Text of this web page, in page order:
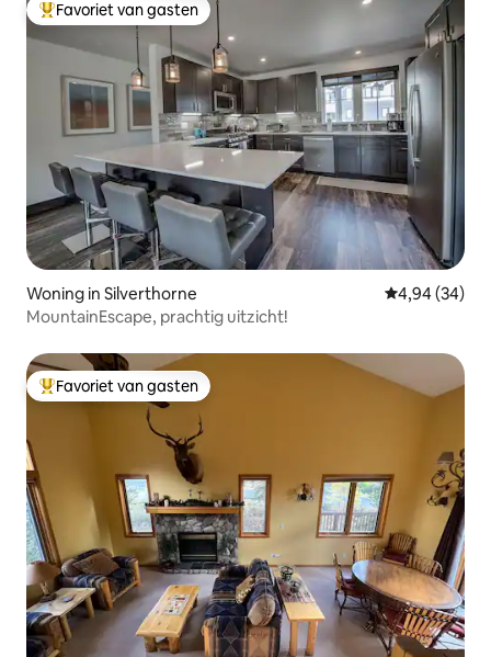
Topfavoriet van gasten
Favoriet van gasten
Woning in Silverthorne Gemiddelde
4,94 (34)
MountainEscape, prachtig uitzicht!
Topfavoriet van gasten
Favoriet van gasten